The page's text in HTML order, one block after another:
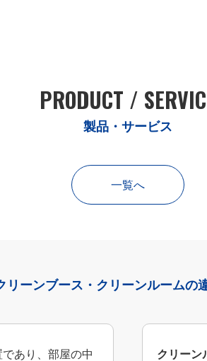
PRODUCT /
製品・サービス
一覧へ
リーンブース・クリーンルームの
あり、部屋の中
クリーン